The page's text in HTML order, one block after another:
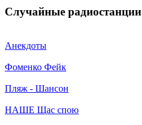
Случайные радиостанции
Анекдоты
Фоменко Фейк
Пляж - Шансон
НАШЕ Щас спою